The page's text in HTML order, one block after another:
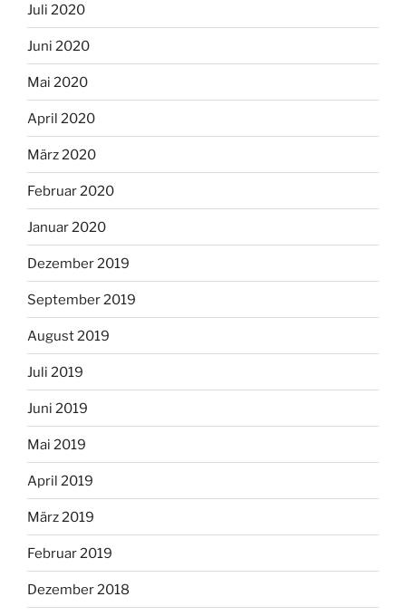
Juli 2020
Juni 2020
Mai 2020
April 2020
März 2020
Februar 2020
Januar 2020
Dezember 2019
September 2019
August 2019
Juli 2019
Juni 2019
Mai 2019
April 2019
März 2019
Februar 2019
Dezember 2018